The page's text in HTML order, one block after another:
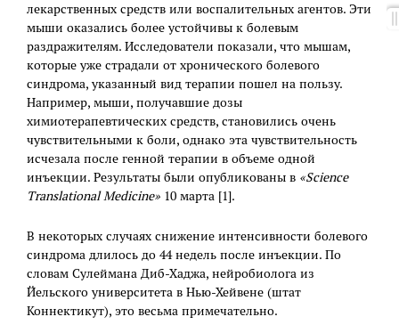
лекарственных средств или воспалительных агентов. Эти
мыши оказались более устойчивы к болевым
раздражителям. Исследователи показали, что мышам,
которые уже страдали от хронического болевого
синдрома, указанный вид терапии пошел на пользу.
Например, мыши, получавшие дозы
химиотерапевтических средств, становились очень
чувствительными к боли, однако эта чувствительность
исчезала после генной терапии в объеме одной
инъекции. Результаты были опубликованы в «Science
Translational Medicine» 10 марта [1].
В некоторых случаях снижение интенсивности болевого
синдрома длилось до 44 недель после инъекции. По
словам Сулеймана Диб-Хаджа, нейробиолога из
Йельского университета в Нью-Хейвене (штат
Коннектикут), это весьма примечательно.